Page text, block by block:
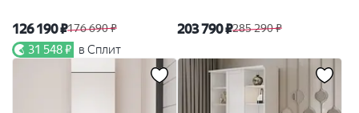
126 190 ₽176 690 ₽
31 548 ₽ в Сплит
203 790 ₽285 290 ₽